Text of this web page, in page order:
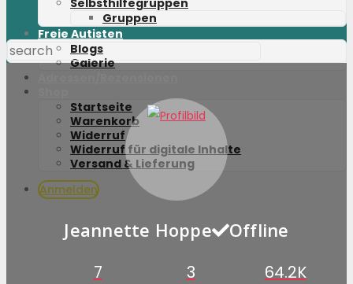
Selbsthilfegruppen
Gruppen
Freie Autisten
Blogs
Galerie
Startseite
Warenkorb
Widerruf
Widerruf für digitale Inhalte
Versand & Lieferung
Anmelden
Jeannette Hoppe Offline
7 3 64.2K